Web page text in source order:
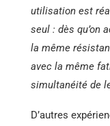
utilisation est
seul : dès qu’on
la même
avec la même
simultanéité de
D’autres